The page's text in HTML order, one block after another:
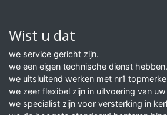
Wist u dat
we service gericht zijn.
we een eigen technische dienst hebben.
we uitsluitend werken met nr1
we zeer flexibel zijn in uitvoering van
we specialist zijn voor versterking in